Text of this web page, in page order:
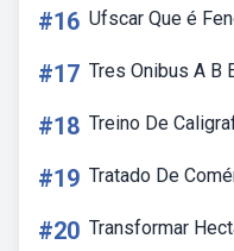
#16 Ufscar Que é
#17 Tres Onibus A B
#18 Treino De
#19 Tratado De
#20 Transformar